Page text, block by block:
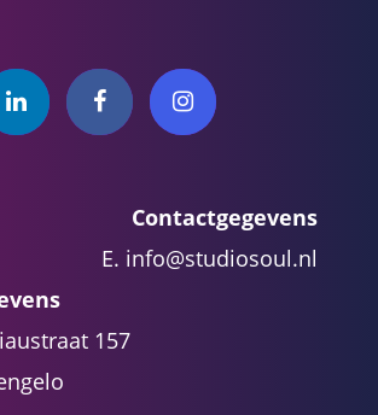
Contactgegevens
E. info@studiosoul.nl
157